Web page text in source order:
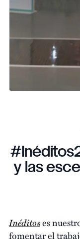
y las
Inéditoses
fomentar el